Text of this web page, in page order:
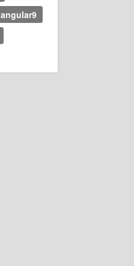
angular9